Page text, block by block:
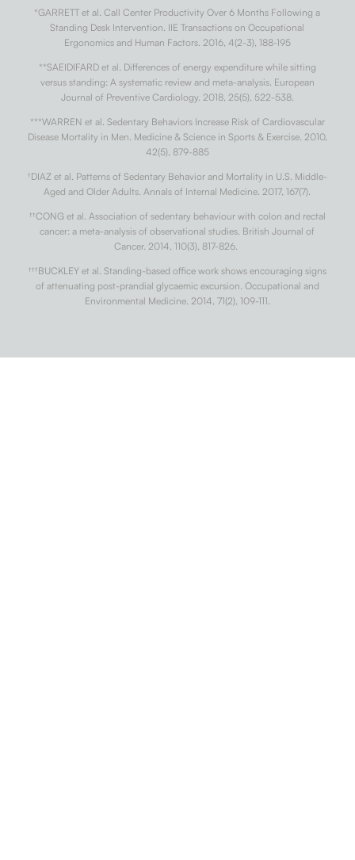
*GARRETT et al. Call Center Productivity Over 6 Months Following a
Standing Desk Intervention. IIE Transactions on Occupational
Ergonomics and Human Factors. 2016, 4(2-3), 188-195
**SAEIDIFARD et al. Differences of energy expenditure while sitting
versus standing: A systematic review and meta-analysis. European
Journal of Preventive Cardiology. 2018, 25(5), 522-538.
***WARREN et al. Sedentary Behaviors Increase Risk of Cardiovascular
Disease Mortality in Men. Medicine & Science in Sports & Exercise. 2010,
42(5), 879-885
†DIAZ et al. Patterns of Sedentary Behavior and Mortality in U.S. Middle-
Aged and Older Adults. Annals of Internal Medicine. 2017, 167(7).
††CONG et al. Association of sedentary behaviour with colon and rectal
cancer: a meta-analysis of observational studies. British Journal of
Cancer. 2014, 110(3), 817-826.
†††BUCKLEY et al. Standing-based office work shows encouraging signs
of attenuating post-prandial glycaemic excursion. Occupational and
Environmental Medicine. 2014, 71(2), 109-111.